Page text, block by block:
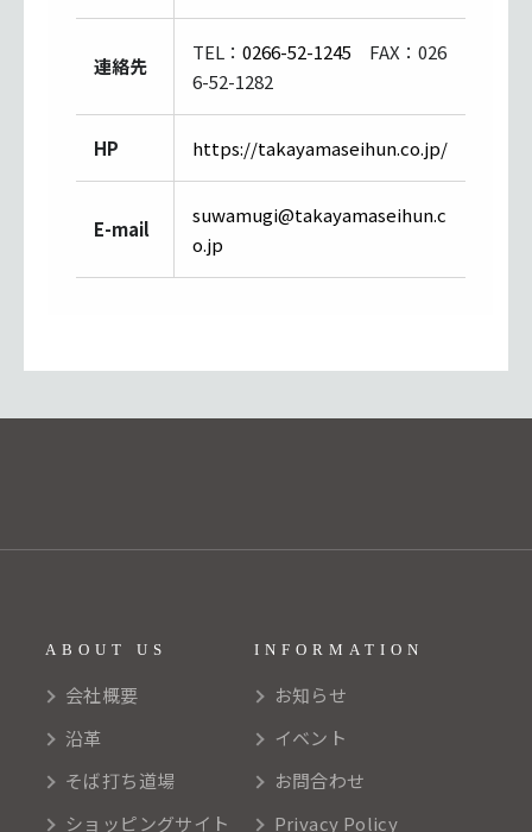
連絡先
TEL： 0266-52-1245 FAX：026
6-52-1282
HP https://takayamaseihun.co.jp/
E-mail
suwamugi@takayamaseihun.c
o.jp
ABOUT US
会社概要
沿革
そば打ち道場
ショッピングサイト
INFORMATION
お知らせ
イベント
お問合わせ
Privacy Policy